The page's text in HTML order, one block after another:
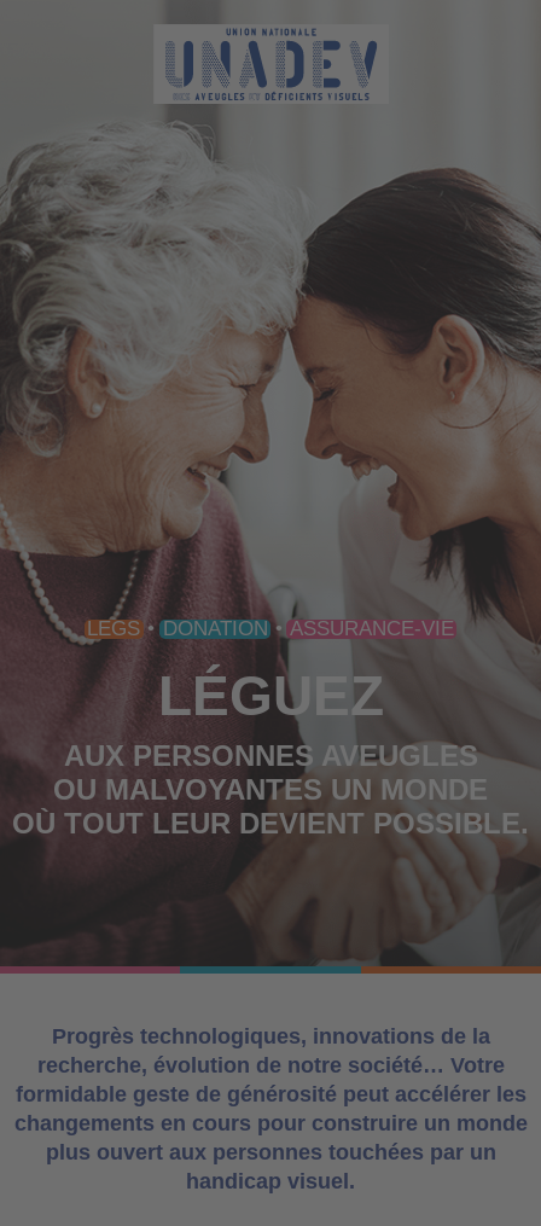
LEGS DONATION ASSURANCE-VIE
LÉGUEZ
AUX PERSONNES AVEUGLES
OU MALVOYANTES UN MONDE
OÙ TOUT LEUR DEVIENT POSSIBLE.
Progrès technologiques, innovations de la
recherche, évolution de notre société… Votre
formidable geste de générosité peut accélérer les
changements en cours pour construire un monde
plus ouvert aux personnes touchées par un
handicap visuel.